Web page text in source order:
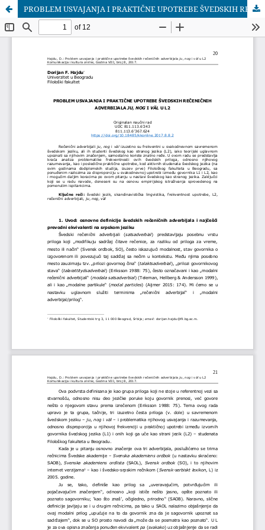
PROBLEM USVAJANJA I PRAKTIČNE UPOTREBE ŠVEDSKIH REČENIČNIH ADVERBIJALA JU, NOG I VÃ„L U L2